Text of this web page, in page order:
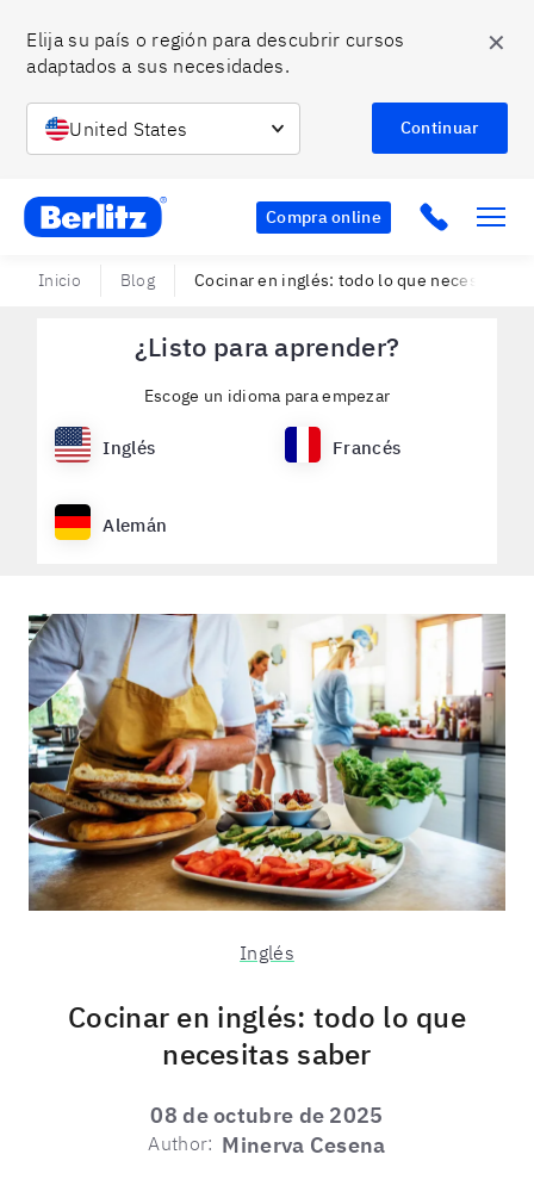
Elija su país o región para descubrir cursos
adaptados a sus necesidades.
United States Continuar
✕
Berlitz Chile Compra online Click to
Inicio Blog Cocinar en inglés: todo lo que necesitas
¿Listo para aprender?
Escoge un idioma para empezar
Inglés Francés
Alemán
Inglés
Cocinar en inglés: todo lo que
necesitas saber
08 de octubre de 2025
Author: Minerva Cesena